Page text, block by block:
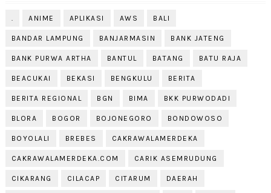
ANIME APLIKASI AWS BALI
BANDAR LAMPUNG BANJARMASIN BANK JATENG
BANK PURWA ARTHA BANTUL BATANG BATU RAJA
BEACUKAI BEKASI BENGKULU BERITA
BERITA REGIONAL BGN BIMA BKK PURWODADI
BLORA BOGOR BOJONEGORO BONDOWOSO
BOYOLALI BREBES CAKRAWALAMERDEKA
CAKRAWALAMERDEKA.COM CARIK ASEMRUDUNG
CIKARANG CILACAP CITARUM DAERAH